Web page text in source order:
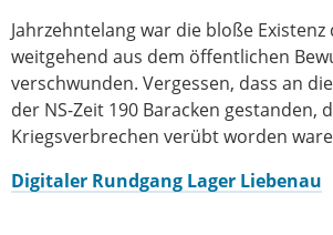
Jahrzehntelang war die bloße Existenz
weitgehend aus dem öffentlichen
verschwunden. Vergessen, dass an
der NS-Zeit 190 Baracken gestanden,
Kriegsverbrechen verübt worden
Digitaler Rundgang Lager Liebenau